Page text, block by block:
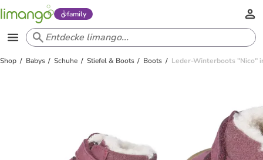
family
Shop Babys Schuhe Stiefel & Boots Boots Leder-Winterboots "Nico"